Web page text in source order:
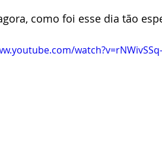
como foi esse dia tão